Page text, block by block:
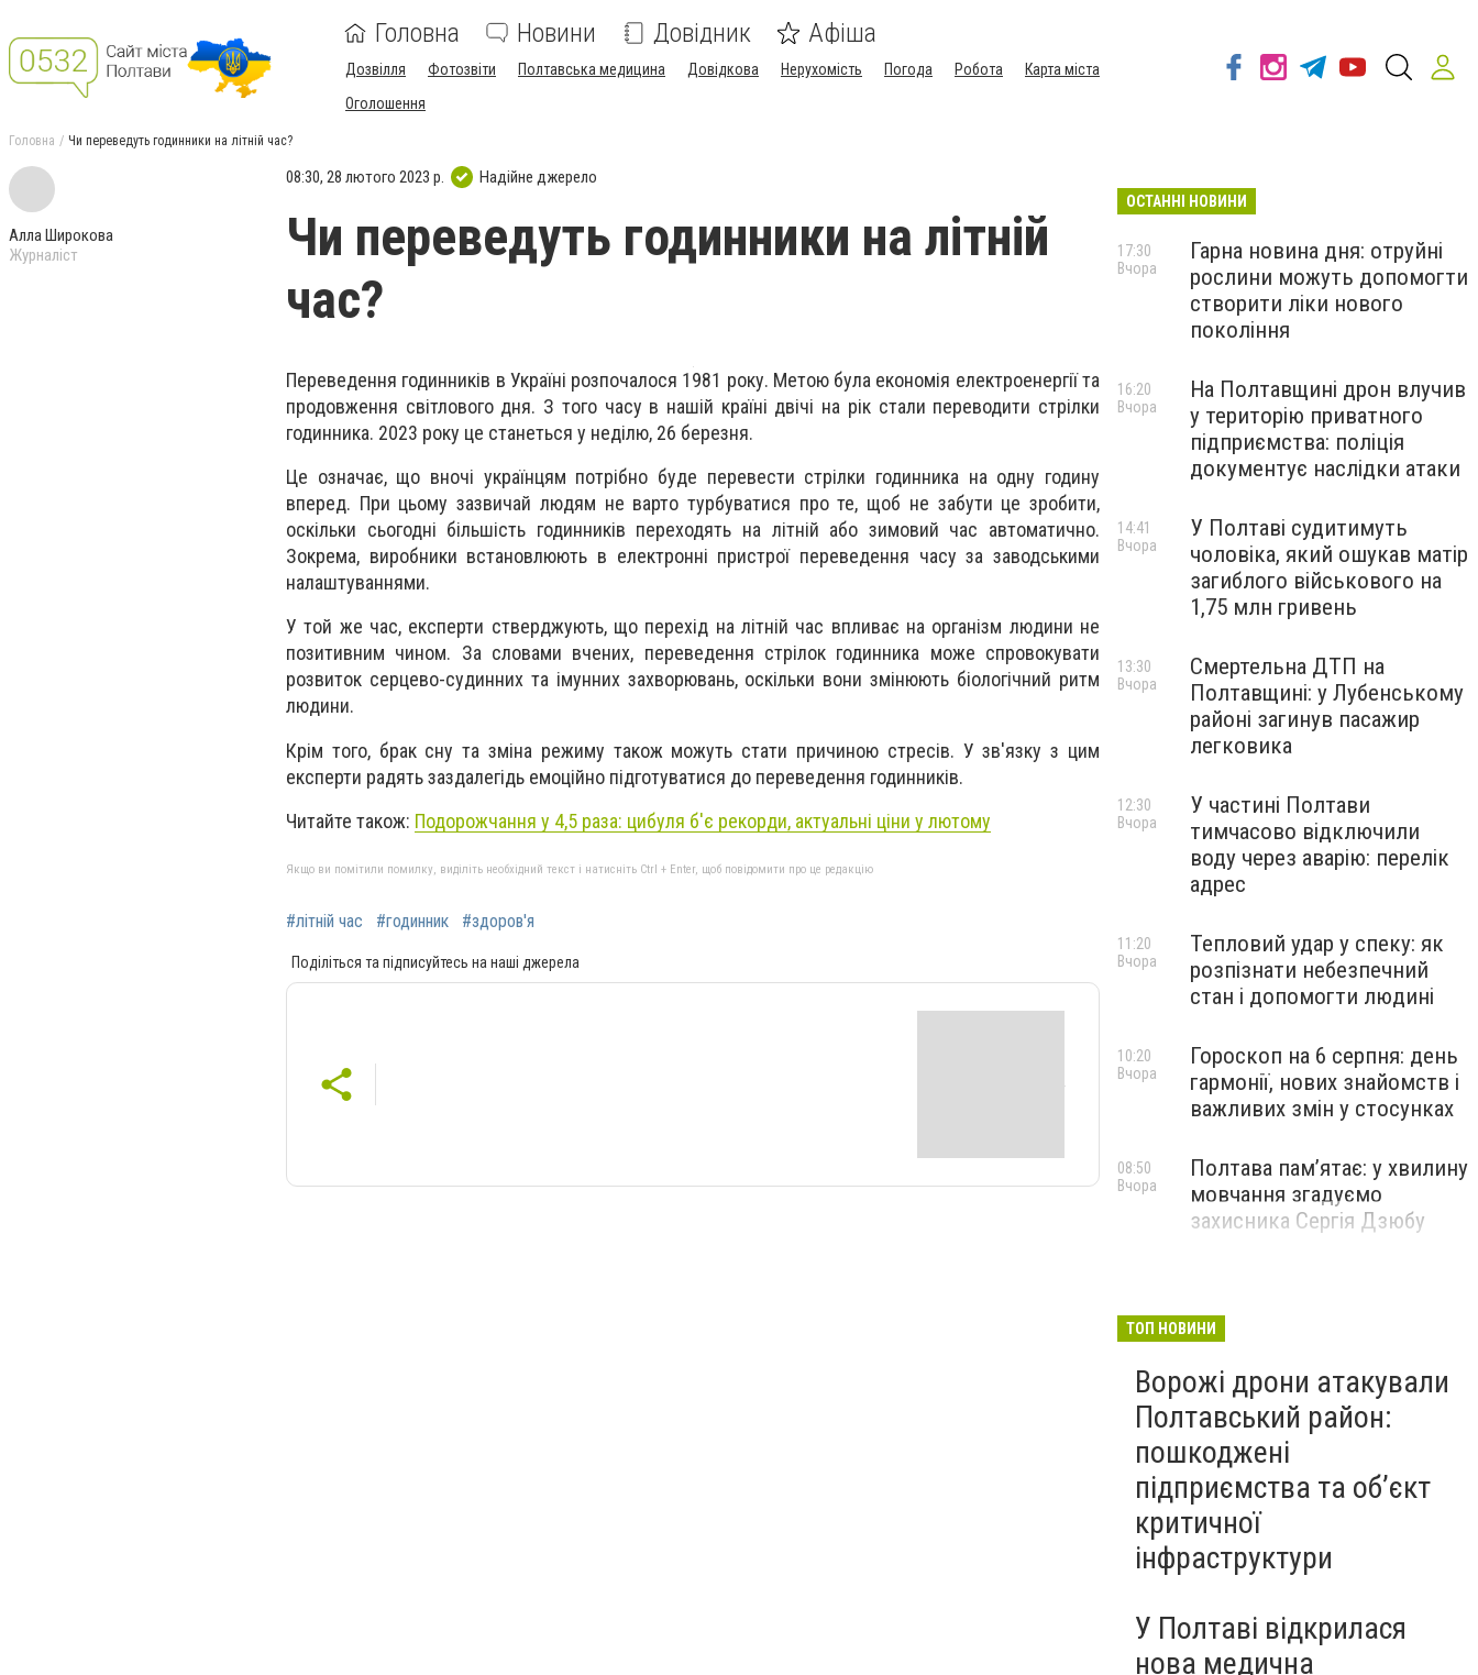
Головна Новини Довідник Афіша
Дозвілля Фотозвіти Полтавська медицина Довідкова Нерухомість Погода Робота
Карта міста
Оголошення
Головна Чи переведуть годинники на літній час?
Алла Широкова
Журналіст
08:30, 28 лютого 2023 р. Надійне джерело
Чи переведуть годинники на літній
час?
Переведення годинників в Україні розпочалося 1981 року. Метою була економія електроенергії та
продовження світлового дня. З того часу в нашій країні двічі на рік стали переводити стрілки
годинника. 2023 року це станеться у неділю, 26 березня.
Це означає, що вночі українцям потрібно буде перевести стрілки годинника на одну годину
вперед. При цьому зазвичай людям не варто турбуватися про те, щоб не забути це зробити,
оскільки сьогодні більшість годинників переходять на літній або зимовий час автоматично.
Зокрема, виробники встановлюють в електронні пристрої переведення часу за заводськими
налаштуваннями.
У той же час, експерти стверджують, що перехід на літній час впливає на організм людини не
позитивним чином. За словами вчених, переведення стрілок годинника може спровокувати
розвиток серцево-судинних та імунних захворювань, оскільки вони змінюють біологічний ритм
людини.
Крім того, брак сну та зміна режиму також можуть стати причиною стресів. У зв'язку з цим
експерти радять заздалегідь емоційно підготуватися до переведення годинників.
Читайте також: Подорожчання у 4,5 раза: цибуля б'є рекорди, актуальні ціни у лютому
Якщо ви помітили помилку, виділіть необхідний текст і натисніть Ctrl + Enter, щоб повідомити про це редакцію
#літній час #годинник #здоров'я
Поділіться та підписуйтесь на наші джерела
ОСТАННІ НОВИНИ
Гарна новина дня: отруйні
рослини можуть допомогти
створити ліки нового
покоління
17:30
Вчора
На Полтавщині дрон влучив
у територію приватного
підприємства: поліція
документує наслідки атаки
16:20
Вчора
У Полтаві судитимуть
чоловіка, який ошукав матір
загиблого військового на
1,75 млн гривень
14:41
Вчора
Смертельна ДТП на
Полтавщині: у Лубенському
районі загинув пасажир
легковика
13:30
Вчора
У частині Полтави
тимчасово відключили
воду через аварію: перелік
адрес
12:30
Вчора
Тепловий удар у спеку: як
розпізнати небезпечний
стан і допомогти людині
11:20
Вчора
Гороскоп на 6 серпня: день
гармонії, нових знайомств і
важливих змін у стосунках
10:20
Вчора
Полтава пам’ятає: у хвилину
мовчання згадуємо
захисника Сергія Дзюбу
08:50
Вчора
ТОП НОВИНИ
Ворожі дрони атакували
Полтавський район:
пошкоджені
підприємства та об’єкт
критичної
інфраструктури
У Полтаві відкрилася
нова медична